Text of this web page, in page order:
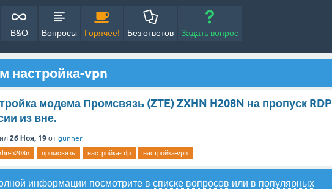
В&О Вопросы Горячее! Без ответов Задать вопрос
настройка-vpn
модема Промсвязь (ZTE) ZXHN H208N на пропуск RDP
из вне.
26 Ноя, 19 от gunner
h208n промсвязь настройка-rdp настройка-vpn
информации посмотрите в списке вопросов или в популярных